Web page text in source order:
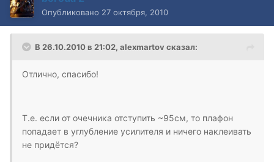
Опубликовано 27 октября, 2010
В 26.10.2010 в 21:02, alexmartov сказал:
Отлично, спасибо!
Т.е. если от очечника отступить ~95см, то плафон
попадает в углубление усилителя и ничего наклеивать
не придётся?